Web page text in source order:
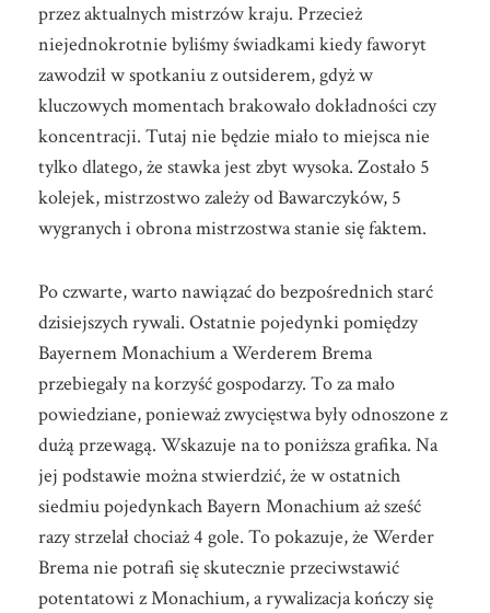
przez aktualnych mistrzów kraju. Przecież
niejednokrotnie byliśmy świadkami kiedy faworyt
zawodził w spotkaniu z outsiderem, gdyż w
kluczowych momentach brakowało dokładności czy
koncentracji. Tutaj nie będzie miało to miejsca nie
tylko dlatego, że stawka jest zbyt wysoka. Zostało 5
kolejek, mistrzostwo zależy od Bawarczyków, 5
wygranych i obrona mistrzostwa stanie się faktem.
Po czwarte, warto nawiązać do bezpośrednich starć
dzisiejszych rywali. Ostatnie pojedynki pomiędzy
Bayernem Monachium a Werderem Brema
przebiegały na korzyść gospodarzy. To za mało
powiedziane, ponieważ zwycięstwa były odnoszone z
dużą przewagą. Wskazuje na to poniższa grafika. Na
jej podstawie można stwierdzić, że w ostatnich
siedmiu pojedynkach Bayern Monachium aż sześć
razy strzelał chociaż 4 gole. To pokazuje, że Werder
Brema nie potrafi się skutecznie przeciwstawić
potentatowi z Monachium, a rywalizacja kończy się